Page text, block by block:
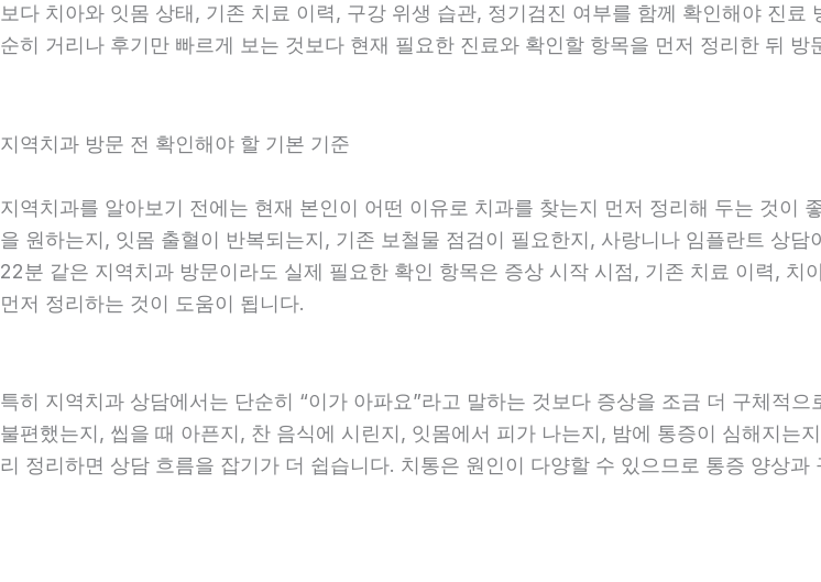
보다 치아와 잇몸 상태, 기존 치료 이력, 구강 위생 습관, 정기검진 여부를 함께 확인해야 진
순히 거리나 후기만 빠르게 보는 것보다 현재 필요한 진료와 확인할 항목을 먼저 정리한 뒤
지역치과 방문 전 확인해야 할 기본 기준
지역치과를 알아보기 전에는 현재 본인이 어떤 이유로 치과를 찾는지 먼저 정리해 두는 것
을 원하는지, 잇몸 출혈이 반복되는지, 기존 보철물 점검이 필요한지, 사랑니나 임플란트 상
22분 같은 지역치과 방문이라도 실제 필요한 확인 항목은 증상 시작 시점, 기존 치료 이력,
먼저 정리하는 것이 도움이 됩니다.
특히 지역치과 상담에서는 단순히 “이가 아파요”라고 말하는 것보다 증상을 조금 더 구체적
불편했는지, 씹을 때 아픈지, 찬 음식에 시린지, 잇몸에서 피가 나는지, 밤에 통증이 심해지
리 정리하면 상담 흐름을 잡기가 더 쉽습니다. 치통은 원인이 다양할 수 있으므로 통증 양상